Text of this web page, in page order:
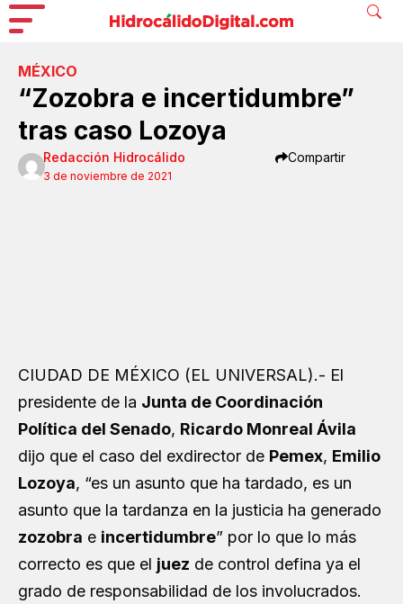
MÉXICO
“Zozobra e incertidumbre”
tras caso Lozoya
Redacción Hidrocálido
3 de noviembre de 2021
Compartir
CIUDAD DE MÉXICO (EL UNIVERSAL).- El
presidente de la Junta de Coordinación
Política del Senado, Ricardo Monreal Ávila
dijo que el caso del exdirector de Pemex, Emilio
Lozoya, “es un asunto que ha tardado, es un
asunto que la tardanza en la justicia ha generado
zozobra e incertidumbre” por lo que lo más
correcto es que el juez de control defina ya el
grado de responsabilidad de los involucrados.